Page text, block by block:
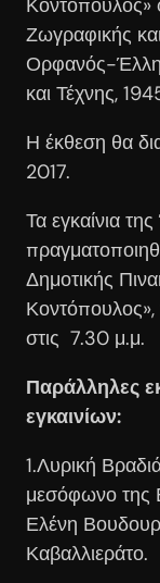
Ζωγραφικής
Ορφανός-
και Τέχνης,
Η έκθεση θα
2017.
Τα εγκαίνια
Δημοτικής
Κοντόπουλος»,
στις 7.30 μ.μ.
Παράλληλες
εγκαινίων:
1.Λυρική
μεσόφωνο της
Ελένη
Καβαλλιεράτο.